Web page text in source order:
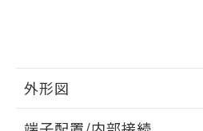
外形図
の共同利用に関して"
るもので、過去に遡って非
ものではありません。
また、RoHS指令のフタ